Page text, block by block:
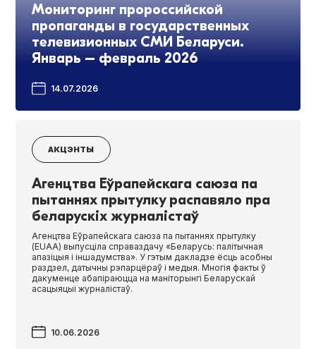
Мониторинг пророссийской
пропаганды в государственных
телевизионных СМИ Беларуси.
Январь – февраль 2026
14.07.2026
АКЦЭНТЫ
Агенцтва Еўрапейскага саюза па
пытаннях прытулку распавяло пра
беларускіх журналістаў
Агенцтва Еўрапейскага саюза па пытаннях прытулку
(EUAA) выпусціла справаздачу «Беларусь: палітычная
апазіцыя і іншадумства». У гэтым дакладзе ёсць асобны
раздзел, датычны рэпарцёраў і медыя. Многія факты ў
дакуменце абапіраюцца на маніторынгі Беларускай
асацыяцыі журналістаў.
10.06.2026